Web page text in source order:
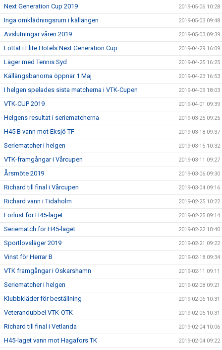
Next Generation Cup 2019 2019-05-06 10:28
Inga omklädningsrum i källängen 2019-05-03 09:48
Avslutningar våren 2019 2019-05-03 09:39
Lottat i Elite Hotels Next Generation Cup 2019-04-29 16:09
Läger med Tennis Syd 2019-04-25 16:25
Källängsbanorna öppnar 1 Maj 2019-04-23 16:53
I helgen spelades sista matcherna i VTK-Cupen 2019-04-09 18:03
VTK-CUP 2019 2019-04-01 09:39
Helgens resultat i seriematcherna 2019-03-25 09:25
H45 B vann mot Eksjö TF 2019-03-18 09:37
Seriematcher i helgen 2019-03-15 10:32
VTK-framgångar i Vårcupen 2019-03-11 09:27
Årsmöte 2019 2019-03-06 09:30
Richard till final i Vårcupen 2019-03-04 09:16
Richard vann i Tidaholm 2019-02-25 10:22
Förlust för H45-laget 2019-02-25 09:14
Seriematch för H45-laget 2019-02-22 10:40
Sportlovsläger 2019 2019-02-21 09:22
Vinst för Herrar B 2019-02-18 09:34
VTK framgångar i Oskarshamn 2019-02-11 09:11
Seriematcher i helgen 2019-02-08 09:21
Klubbkläder för beställning 2019-02-06 10:31
Veterandubbel VTK-OTK 2019-02-06 10:31
Richard till final i Vetlanda 2019-02-04 10:06
H45-laget vann mot Hagafors TK 2019-02-04 09:22